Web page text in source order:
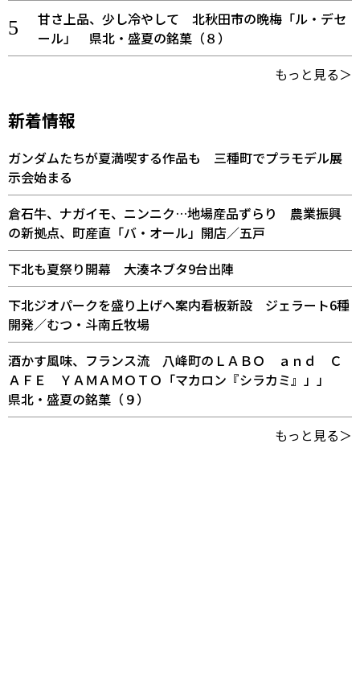
甘さ上品、少し冷やして 北秋田市の晩梅「ル・デセ
ール」 県北・盛夏の銘菓（８）
もっと見る＞
新着情報
ガンダムたちが夏満喫する作品も 三種町でプラモデル展
示会始まる
倉石牛、ナガイモ、ニンニク…地場産品ずらり 農業振興
の新拠点、町産直「バ・オール」開店／五戸
下北も夏祭り開幕 大湊ネブタ9台出陣
下北ジオパークを盛り上げへ案内看板新設 ジェラート6種
開発／むつ・斗南丘牧場
酒かす風味、フランス流 八峰町のＬＡＢＯ ａｎｄ Ｃ
ＡＦＥ ＹＡＭＡＭＯＴＯ「マカロン『シラカミ』」」
県北・盛夏の銘菓（９）
もっと見る＞